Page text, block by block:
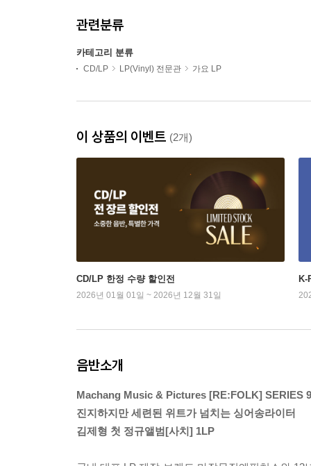
관련분류
카테고리 분류
CD/LP LP(Vinyl) 전문관 가요 LP
이 상품의 이벤트 (2개)
CD/LP 한정 수량 할인전
2026년 01월 01일 ~ 2026년 12월 31일
K-
음반소개
Machang Music & Pictures [RE:FOLK] SERIES 9
진지하지만 세련된 위트가 넘치는 싱어송라이터
김제형 첫 정규앨범[사치] 1LP